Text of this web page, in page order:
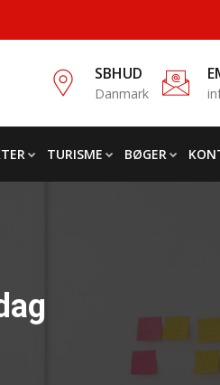
SBHUD
Danmark
TURISME BØGER